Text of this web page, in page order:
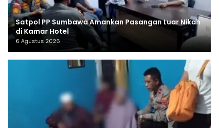
Satpol PP Sumbawa Amankan Pasangan Luar Nikah
di Kamar Hotel
6 Agustus 2026